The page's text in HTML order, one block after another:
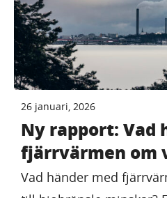
26 januari, 2026
Ny rapport: Vad
fjärrvärmen om
Vad händer med